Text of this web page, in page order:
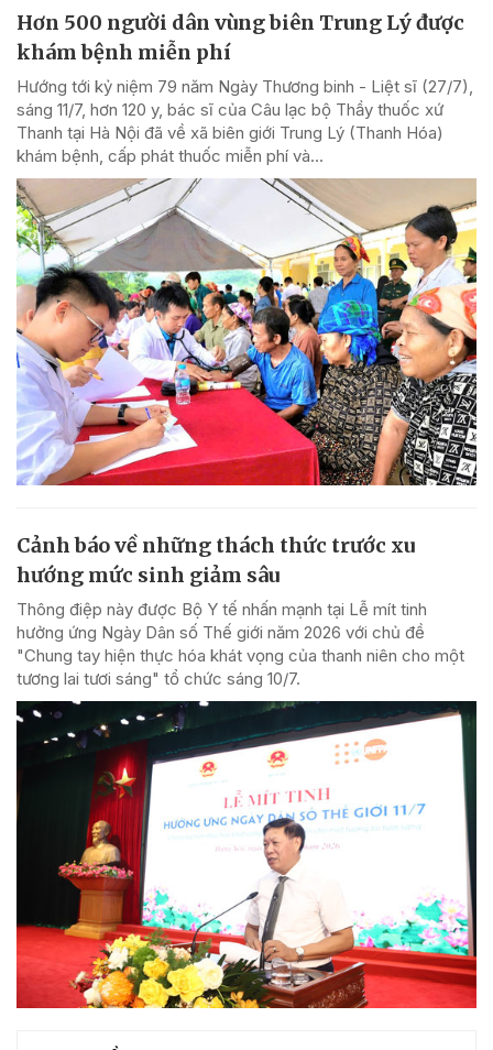
Hơn 500 người dân vùng biên Trung Lý được
khám bệnh miễn phí
Hướng tới kỷ niệm 79 năm Ngày Thương binh - Liệt sĩ (27/7),
sáng 11/7, hơn 120 y, bác sĩ của Câu lạc bộ Thầy thuốc xứ
Thanh tại Hà Nội đã về xã biên giới Trung Lý (Thanh Hóa)
khám bệnh, cấp phát thuốc miễn phí và...
Cảnh báo về những thách thức trước xu
hướng mức sinh giảm sâu
Thông điệp này được Bộ Y tế nhấn mạnh tại Lễ mít tinh
hưởng ứng Ngày Dân số Thế giới năm 2026 với chủ đề
"Chung tay hiện thực hóa khát vọng của thanh niên cho một
tương lai tươi sáng" tổ chức sáng 10/7.